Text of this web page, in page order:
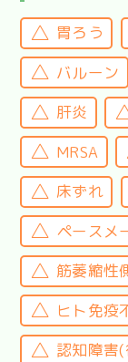
胃ろう
バルーン
肝炎
MRSA
床ずれ
ペースメ
筋萎縮性
ヒト免疫
認知障害